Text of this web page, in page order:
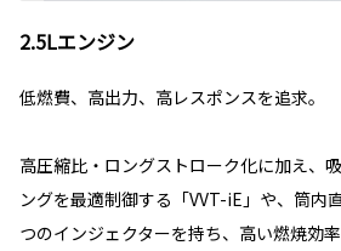
2.5Lエンジン
低燃費、高出力、高レスポンスを追求。
高圧縮比・ロングストローク化に加え、
ングを最適制御する「VVT-iE」や、筒内
つのインジェクターを持ち、高い燃焼効